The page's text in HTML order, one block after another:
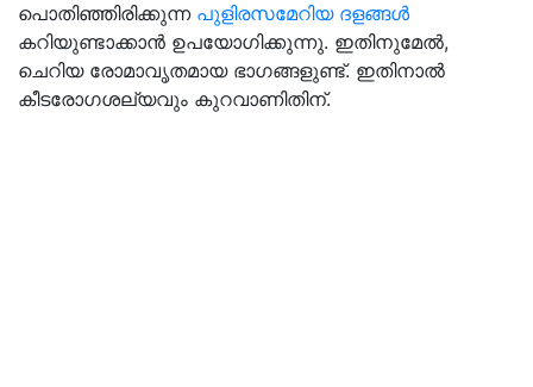
പൊതിഞ്ഞിരിക്കുന്ന പുളിരസമേറിയ ദളങ്ങള്‍
കറിയുണ്ടാക്കാന്‍ ഉപയോഗിക്കുന്നു. ഇതിനുമേല്‍,
ചെറിയ രോമാവൃതമായ ഭാഗങ്ങളുണ്ട്. ഇതിനാല്‍
കീടരോഗശല്യവും കുറവാണിതിന്.